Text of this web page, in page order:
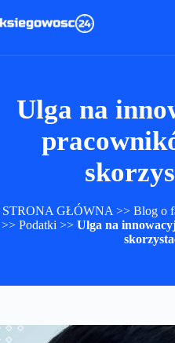
do
Ulga na
STRONA GŁÓWNA >>Blog o
>> Podatki >> Ulga na